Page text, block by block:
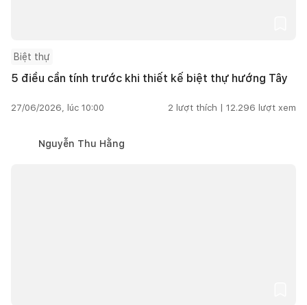
Biệt thự
5 điều cần tính trước khi thiết kế biệt thự hướng Tây
27/06/2026, lúc 10:00 2 lượt thích | 12.296 lượt xem
Nguyễn Thu Hằng